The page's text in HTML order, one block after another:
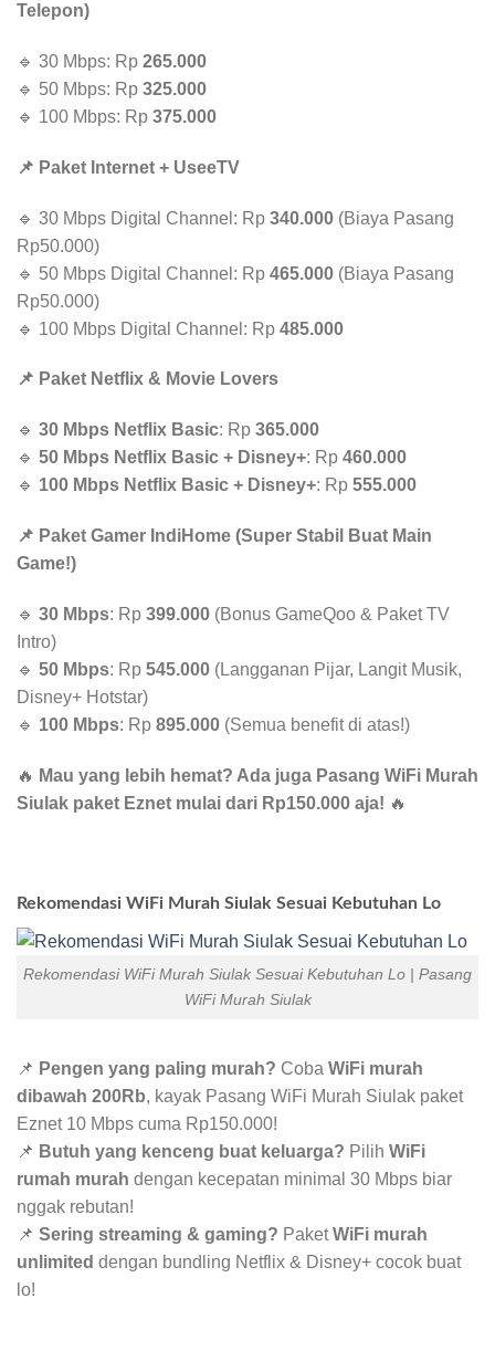
Telepon)
🔹 30 Mbps: Rp 265.000
🔹 50 Mbps: Rp 325.000
🔹 100 Mbps: Rp 375.000
📌 Paket Internet + UseeTV
🔹 30 Mbps Digital Channel: Rp 340.000 (Biaya Pasang
Rp50.000)
🔹 50 Mbps Digital Channel: Rp 465.000 (Biaya Pasang
Rp50.000)
🔹 100 Mbps Digital Channel: Rp 485.000
📌 Paket Netflix & Movie Lovers
🔹 30 Mbps Netflix Basic: Rp 365.000
🔹 50 Mbps Netflix Basic + Disney+: Rp 460.000
🔹 100 Mbps Netflix Basic + Disney+: Rp 555.000
📌 Paket Gamer IndiHome (Super Stabil Buat Main
Game!)
🔹 30 Mbps: Rp 399.000 (Bonus GameQoo & Paket TV
Intro)
🔹 50 Mbps: Rp 545.000 (Langganan Pijar, Langit Musik,
Disney+ Hotstar)
🔹 100 Mbps: Rp 895.000 (Semua benefit di atas!)
🔥 Mau yang lebih hemat? Ada juga Pasang WiFi Murah
Siulak paket Eznet mulai dari Rp150.000 aja! 🔥
Rekomendasi WiFi Murah Siulak Sesuai Kebutuhan Lo
Rekomendasi WiFi Murah Siulak Sesuai Kebutuhan Lo | Pasang
WiFi Murah Siulak
📌 Pengen yang paling murah? Coba WiFi murah
dibawah 200Rb, kayak Pasang WiFi Murah Siulak paket
Eznet 10 Mbps cuma Rp150.000!
📌 Butuh yang kenceng buat keluarga? Pilih WiFi
rumah murah dengan kecepatan minimal 30 Mbps biar
nggak rebutan!
📌 Sering streaming & gaming? PaketWiFi murah
unlimited dengan bundling Netflix & Disney+ cocok buat
lo!